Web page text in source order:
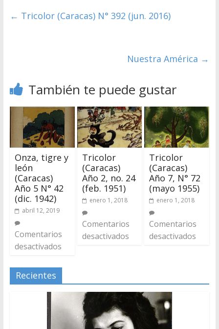
← Tricolor (Caracas) N° 392 (jun. 2016)
Nuestra América →
También te puede gustar
Onza, tigre y
león
(Caracas)
Año 5 N° 42
(dic. 1942)
abril 12, 2019
Comentarios
desactivados
Tricolor
(Caracas)
Año 2, no. 24
(feb. 1951)
enero 1, 2018
Comentarios
desactivados
Tricolor
(Caracas)
Año 7, N° 72
(mayo 1955)
enero 1, 2018
Comentarios
desactivados
Recientes